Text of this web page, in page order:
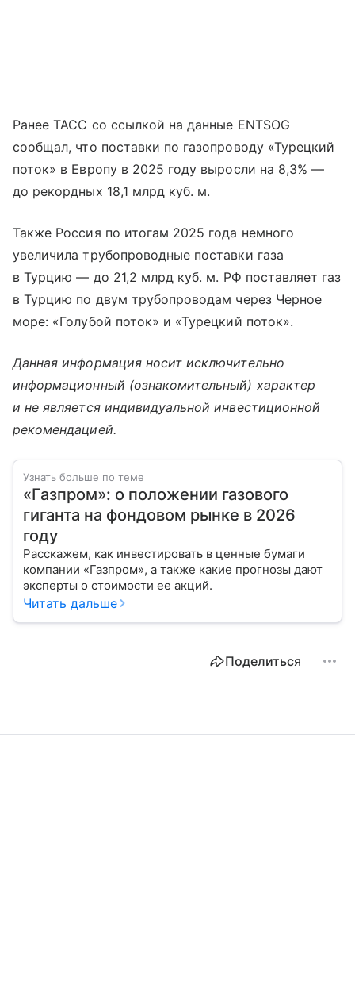
Ранее ТАСС со ссылкой на данные ENTSOG
сообщал, что поставки по газопроводу «Турецкий
поток» в Европу в 2025 году выросли на 8,3% —
до рекордных 18,1 млрд куб. м.
Также Россия по итогам 2025 года немного
увеличила трубопроводные поставки газа
в Турцию — до 21,2 млрд куб. м. РФ поставляет газ
в Турцию по двум трубопроводам через Черное
море: «Голубой поток» и «Турецкий поток».
Данная информация носит исключительно
информационный (ознакомительный) характер
и не является индивидуальной инвестиционной
рекомендацией.
Узнать больше по теме
«Газпром»: о положении газового
гиганта на фондовом рынке в 2026
году
Расскажем, как инвестировать в ценные бумаги
компании «Газпром», а также какие прогнозы дают
эксперты о стоимости ее акций.
Читать дальше
Поделиться